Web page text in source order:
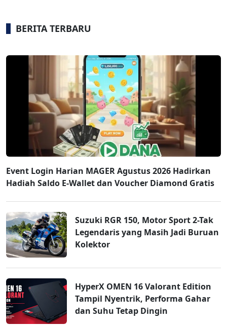
BERITA TERBARU
Event Login Harian MAGER Agustus 2026 Hadirkan
Hadiah Saldo E-Wallet dan Voucher Diamond Gratis
Suzuki RGR 150, Motor Sport 2-Tak
Legendaris yang Masih Jadi Buruan
Kolektor
HyperX OMEN 16 Valorant Edition
Tampil Nyentrik, Performa Gahar
dan Suhu Tetap Dingin